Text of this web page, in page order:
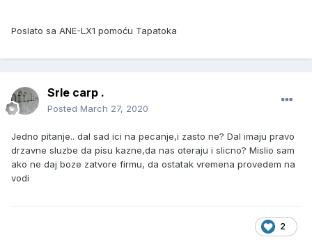
Poslato sa ANE-LX1 pomoću Tapatoka
Srle carp .
Posted March 27, 2020
Jedno pitanje.. dal sad ici na pecanje,i zasto ne? Dal imaju pravo
drzavne sluzbe da pisu kazne,da nas oteraju i slicno? Mislio sam
ako ne daj boze zatvore firmu, da ostatak vremena provedem na
vodi
2